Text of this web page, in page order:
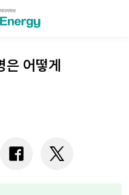
어떻게